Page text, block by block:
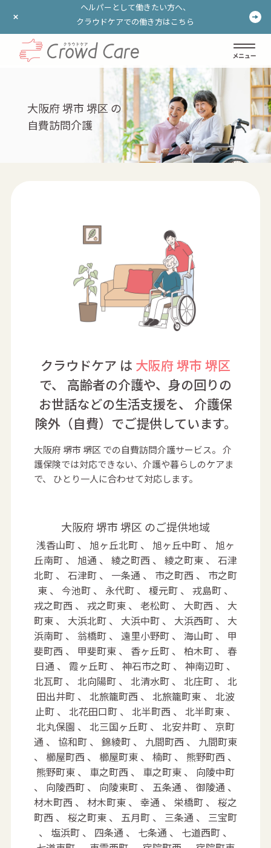
ヘルパーとして働きたい方へ、
クラウドケアでの働き方はこちら
ヘルパーとして働きたい方へ、
クラウドケアでの働き方はこちら
大阪府 堺市 堺区 の
自費訪問介護
クラウドケア は 大阪府 堺市 堺区
で、
高齢者の介護や、身の回りの
お世話などの生活支援を、
介護保
険外（自費）でご提供しています。
大阪府 堺市 堺区 での自費訪問介護サービス。 介
護保険では対応できない、介護や暮らしのケアま
で、
ひとり一人に合わせて対応します。
大阪府 堺市 堺区 のご提供地域
浅香山町 、 旭ヶ丘北町 、 旭ヶ丘中町 、 旭ヶ丘南町 、 旭通 、 綾之町西 、 綾之町東 、 石津北町 、 石津町 、 一条通 、 市之町西 、 市之町東 、 今池町 、 永代町 、 榎元町 、 戎島町 、 戎之町西 、 戎之町東 、 老松町 、 大町西 、 大町東 、 大浜北町 、 大浜中町 、 大浜西町 、 大浜南町 、 翁橋町 、 遠里小野町 、 海山町 、 甲斐町西 、 甲斐町東 、 香ヶ丘町 、 柏木町 、 春日通 、 霞ヶ丘町 、 神石市之町 、 神南辺町 、 北瓦町 、 北向陽町 、 北清水町 、 北庄町 、 北田出井町 、 北旅籠町西 、 北旅籠町東 、 北波止町 、 北花田口町 、 北半町西 、 北半町東 、 北丸保園 、 北三国ヶ丘町 、 北安井町 、 京町通 、 協和町 、 錦綾町 、 九間町西 、 九間町東 、 櫛屋町西 、 櫛屋町東 、 楠町 、 熊野町西 、 熊野町東 、 車之町西 、 車之町東 、 向陵中町 、 向陵西町 、 向陵東町 、 五条通 、 御陵通 、 材木町西 、 材木町東 、 幸通 、 栄橋町 、 桜之町西 、 桜之町東 、 五月町 、 三条通 、 三宝町 、 塩浜町 、 四条通 、 七条通 、 七道西町 、 七道東町 、 東雲西町 、 宿院町西 、 宿院町東 、 宿屋町西 、 宿屋町東 、 少林寺町西 、 少林寺町東 、 昭和通 、 新在家町西 、 新在家町東 、 神保通 、 新町 、 神明町西 、 神明町東 、 菅原通 、 砂道町 、 住吉橋町 、 大仙町 、 大仙中町 、 大仙西町 、 高砂町 、 高須町 、 匠町 、 田出井町 、 築港南町 、 築港八幡町 、 出島海岸通 、 出島町 、 出島西町 、 出島浜通 、 鉄砲町 、 寺地町西 、 寺地町東 、 中瓦町 、 中向陽町 、 中田出井町 、 中永山園 、 中之町西 、 中之町東 、 中三国ヶ丘町 、 中安井町 、 並松町 、 南陵町 、 賑町 、 錦之町西 、 錦之町東 、 西永山園 、 西湊町 、 二条通 、 東上野芝町 、 東永山園 、 東湊町 、 松屋町 、 松屋大和川通 、 三国ヶ丘御幸通 、 緑ヶ丘北町 、 緑ヶ丘中町 、 緑ヶ丘南町 、 緑町 、 南瓦町 、 南向陽町 、 南島町 、